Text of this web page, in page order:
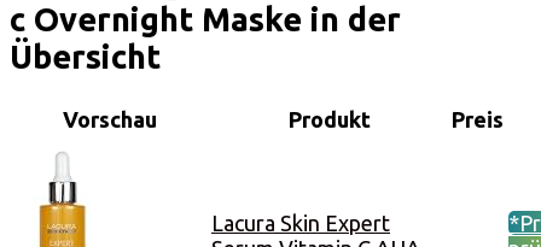
c Overnight Maske in der
Übersicht
Vorschau Produkt Preis
Lacura Skin Expert